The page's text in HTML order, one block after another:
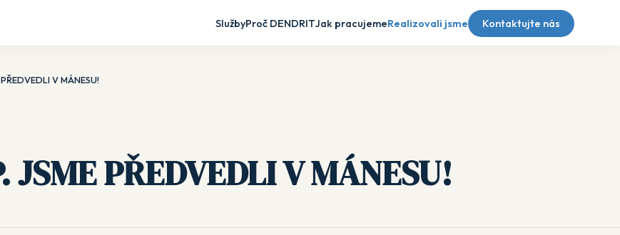
SlužbyProč DENDRITJak pracujemeRealizovali jsme Kontaktujte nás
V MÁNESU!
PŘEDVEDLI V MÁNESU!